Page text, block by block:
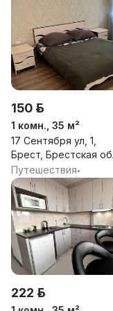
150 р.
1 комн., 35 м²
17 Сентября ул, 1,
Брест, Брестская
Путешествия•
222 р.